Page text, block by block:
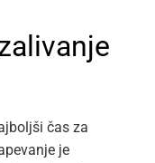
čas za
je